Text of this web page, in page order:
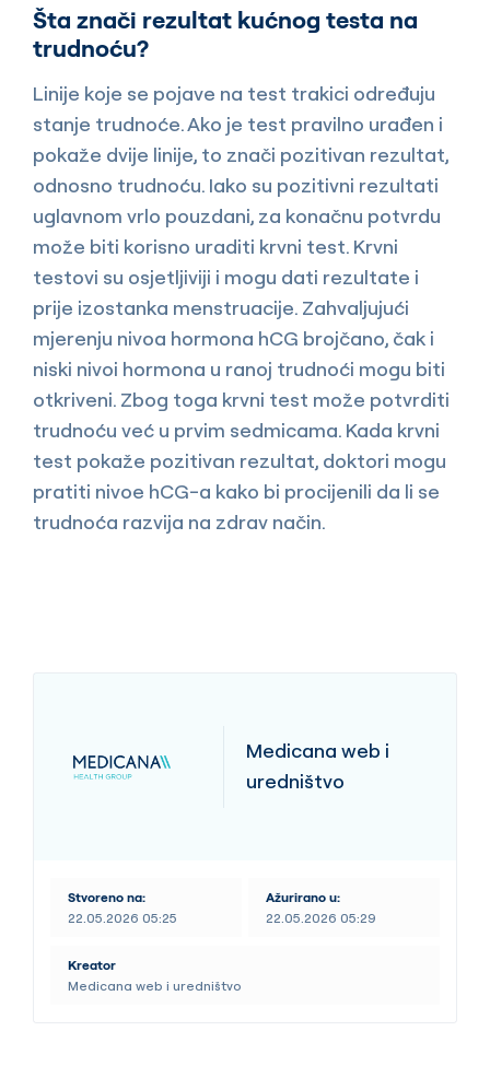
Šta znači rezultat kućnog testa na
trudnoću?
Linije koje se pojave na test trakici određuju
stanje trudnoće. Ako je test pravilno urađen i
pokaže dvije linije, to znači pozitivan rezultat,
odnosno trudnoću. Iako su pozitivni rezultati
uglavnom vrlo pouzdani, za konačnu potvrdu
može biti korisno uraditi krvni test. Krvni
testovi su osjetljiviji i mogu dati rezultate i
prije izostanka menstruacije. Zahvaljujući
mjerenju nivoa hormona hCG brojčano, čak i
niski nivoi hormona u ranoj trudnoći mogu biti
otkriveni. Zbog toga krvni test može potvrditi
trudnoću već u prvim sedmicama. Kada krvni
test pokaže pozitivan rezultat, doktori mogu
pratiti nivoe hCG-a kako bi procijenili da li se
trudnoća razvija na zdrav način.
Medicana web i
uredništvo
Stvoreno na:
22.05.2026 05:25
Ažurirano u:
22.05.2026 05:29
Kreator
Medicana web i uredništvo